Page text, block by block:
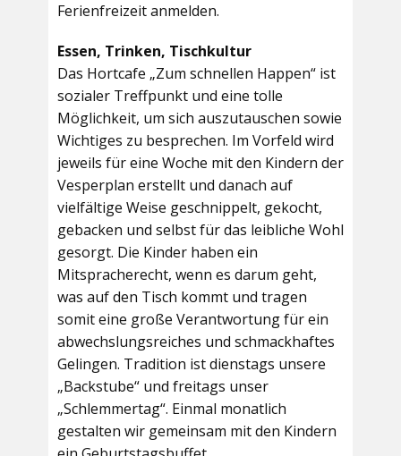
Ferienfreizeit anmelden.
Essen, Trinken, Tischkultur
Das Hortcafe „Zum schnellen Happen“ ist
sozialer Treffpunkt und eine tolle
Möglichkeit, um sich auszutauschen sowie
Wichtiges zu besprechen. Im Vorfeld wird
jeweils für eine Woche mit den Kindern der
Vesperplan erstellt und danach auf
vielfältige Weise geschnippelt, gekocht,
gebacken und selbst für das leibliche Wohl
gesorgt. Die Kinder haben ein
Mitspracherecht, wenn es darum geht,
was auf den Tisch kommt und tragen
somit eine große Verantwortung für ein
abwechslungsreiches und schmackhaftes
Gelingen. Tradition ist dienstags unsere
„Backstube“ und freitags unser
„Schlemmertag“. Einmal monatlich
gestalten wir gemeinsam mit den Kindern